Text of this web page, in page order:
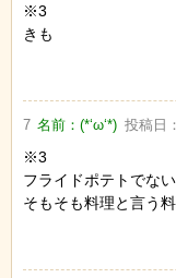
※3
きも
7 名前：(*‘ω‘*) 投稿日：
※3
フライドポテトでな
そもそも料理と言う